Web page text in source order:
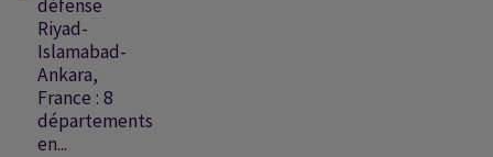
défense
Riyad-
Islamabad-
Ankara,
France : 8
départements
en...